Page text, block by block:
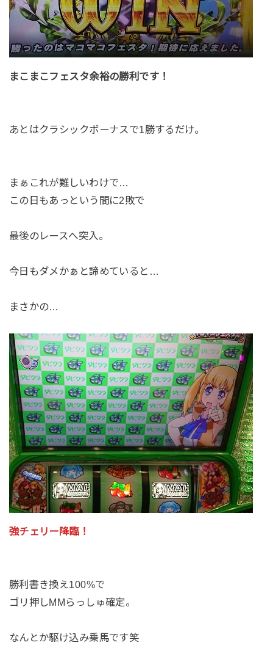
まこまこフェスタ余裕の勝利です！
あとはクラシックボーナスで1勝するだけ。
まぁこれが難しいわけで…
この日もあっという間に2敗で
最後のレースへ突入。
今日もダメかぁと諦めていると…
まさかの…
強チェリー降臨！
勝利書き換え100%で
ゴリ押しMMらっしゅ確定。
なんとか駆け込み乗馬です笑